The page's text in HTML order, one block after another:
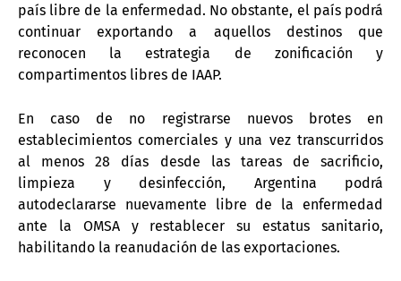
país libre de la enfermedad. No obstante, el país podrá
continuar exportando a aquellos destinos que
reconocen la estrategia de zonificación y
compartimentos libres de IAAP.
En caso de no registrarse nuevos brotes en
establecimientos comerciales y una vez transcurridos
al menos 28 días desde las tareas de sacrificio,
limpieza y desinfección, Argentina podrá
autodeclararse nuevamente libre de la enfermedad
ante la OMSA y restablecer su estatus sanitario,
habilitando la reanudación de las exportaciones.